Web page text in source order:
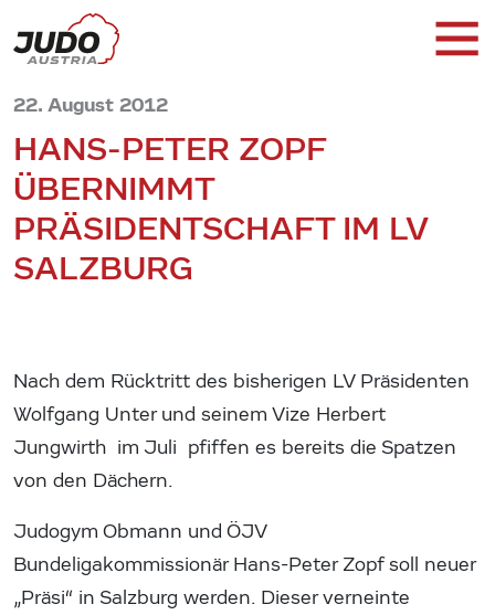
22. August 2012
HANS-PETER ZOPF
ÜBERNIMMT
PRÄSIDENTSCHAFT IM LV
SALZBURG
Nach dem Rücktritt des bisherigen LV Präsidenten
Wolfgang Unter und seinem Vize Herbert
Jungwirth im Juli pfiffen es bereits die Spatzen
von den Dächern.
Judogym Obmann und ÖJV
Bundeligakommissionär Hans-Peter Zopf soll neuer
„Präsi“ in Salzburg werden. Dieser verneinte